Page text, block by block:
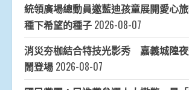
統領廣場總動員邀藍迪孩童展開愛心
種下希望的種子 2026-08-07
消災夯枷結合特技光影秀 嘉義城隍
鬧登場 2026-08-07